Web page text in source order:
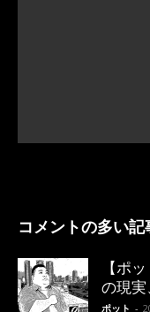
コメントの多い記
【ポ
の現実
ポット -